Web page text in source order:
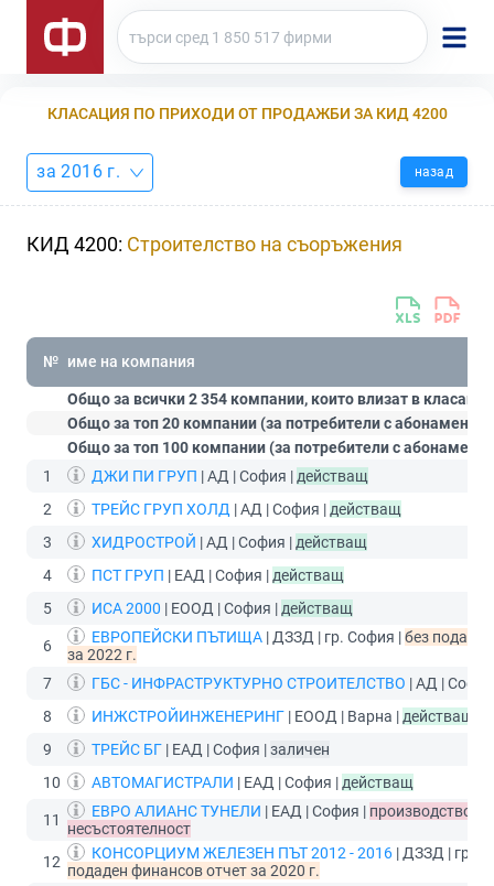
КЛАСАЦИЯ ПО ПРИХОДИ ОТ ПРОДАЖБИ ЗА КИД 4200
за 2016 г. назад
КИД 4200: Строителство на съоръжения
№ име на компания
Общо за всички 2 354 компании, които влизат в
Общо за топ 20 компании (за потребители с абонамент
Общо за топ 100 компании (за потребители с абонамент
1
ДЖИ ПИ ГРУП | АД | София | действащ
2
ТРЕЙС ГРУП ХОЛД | АД | София | действащ
3
ХИДРОСТРОЙ | АД | София | действащ
4
ПСТ ГРУП | ЕАД | София | действащ
5
ИСА 2000 | ЕООД | София | действащ
6 ЕВРОПЕЙСКИ ПЪТИЩА | ДЗЗД | гр. София |без
за 2022 г.
7
ГБС - ИНФРАСТРУКТУРНО СТРОИТЕЛСТВО | АД |
8
ИНЖСТРОЙИНЖЕНЕРИНГ | ЕООД | Варна | действащ
9
ТРЕЙС БГ | ЕАД | София |заличен
10
АВТОМАГИСТРАЛИ | ЕАД | София | действащ
11 ЕВРО АЛИАНС ТУНЕЛИ | ЕАД | София | производство
несъстоятелност
12
КОНСОРЦИУМ ЖЕЛЕЗЕН ПЪТ 2012 - 2016 | ДЗЗД | гр.
подаден финансов отчет за 2020 г.